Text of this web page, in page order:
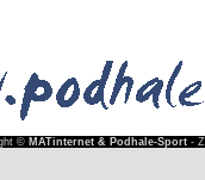
© MATinternet & Podhale-Sport-